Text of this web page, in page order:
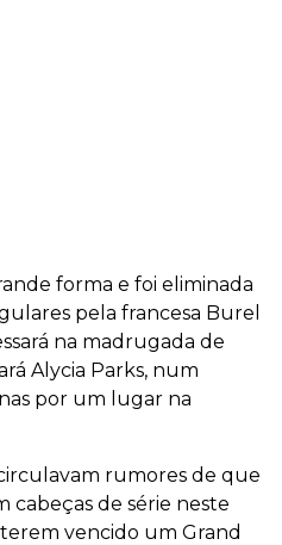
forma e foi eliminada
pela francesa Burel
na madrugada de
Alycia Parks, num
por um lugar na
rumores de que
cabeças de série neste
vencido um Grand